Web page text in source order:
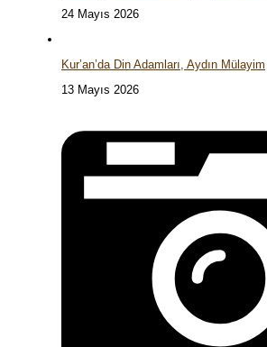
24 Mayıs 2026
Kur’an’da Din Adamları, Aydın Mülayim
13 Mayıs 2026